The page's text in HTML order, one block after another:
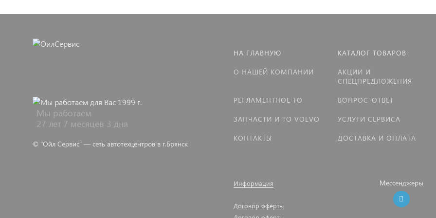
Мы работаем
27 лет 7 месяцев 3 дня
© "Ойл Сервис" — сеть автотехцентров в г.Брянск
НА ГЛАВНУЮ КАТАЛОГ ТОВАРОВ
О НАШЕЙ КОМПАНИИ
АКЦИИ И
СПЕЦПРЕДЛОЖЕНИЯ
РЕГЛАМЕНТНОЕ ТО ВОПРОС-ОТВЕТ
ЗАПЧАСТИ И ТО VOLVO УСЛУГИ СЕРВИСА
КОНТАКТЫ ДОСТАВКА И ОПЛАТА
Информация
Договор оферты
Мессенджеры